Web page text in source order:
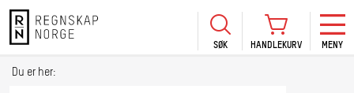
SØK HANDLEKURV MENY
Du er her: